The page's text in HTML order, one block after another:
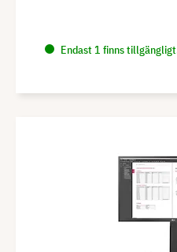
Endast 1 finns